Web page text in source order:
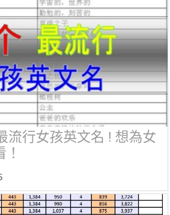
流行女孩英文名 ! 想為女